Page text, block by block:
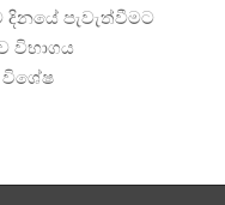
දිනයේ පැවැත්වීමට
විභාගය